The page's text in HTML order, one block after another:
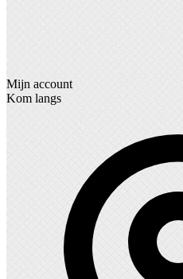
Mijn account
Kom langs